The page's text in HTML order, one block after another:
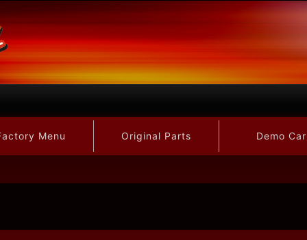
Menu Original Parts Demo Car